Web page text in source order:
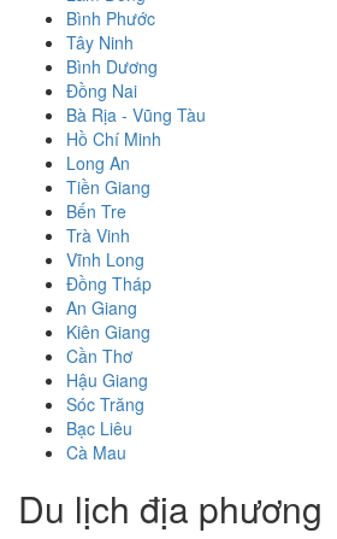
Bình Phước
Tây Ninh
Bình Dương
Đồng Nai
Bà Rịa - Vũng Tàu
Hồ Chí Minh
Long An
Tiền Giang
Bến Tre
Trà Vinh
Vĩnh Long
Đồng Tháp
An Giang
Kiên Giang
Cần Thơ
Hậu Giang
Sóc Trăng
Bạc Liêu
Cà Mau
Du lịch địa phương